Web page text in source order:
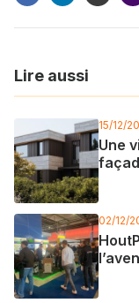
Lire aussi
15/12/
Une
02/12/